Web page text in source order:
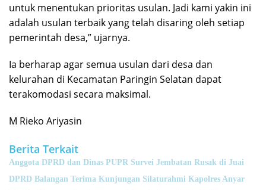
untuk menentukan prioritas usulan. Jadi kami yakin ini
adalah usulan terbaik yang telah disaring oleh setiap
pemerintah desa,” ujarnya.
Ia berharap agar semua usulan dari desa dan
kelurahan di Kecamatan Paringin Selatan dapat
terakomodasi secara maksimal.
M Rieko Ariyasin
Berita Terkait
Anggota DPRD dan Dinas PUPR Survei Jembatan Rusak di Juai
DPRD Balangan Terima Kunjungan Silaturahmi Kapolres Anyar